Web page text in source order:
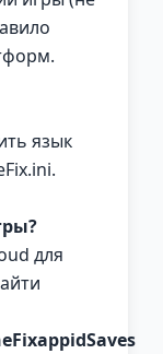
язык
для